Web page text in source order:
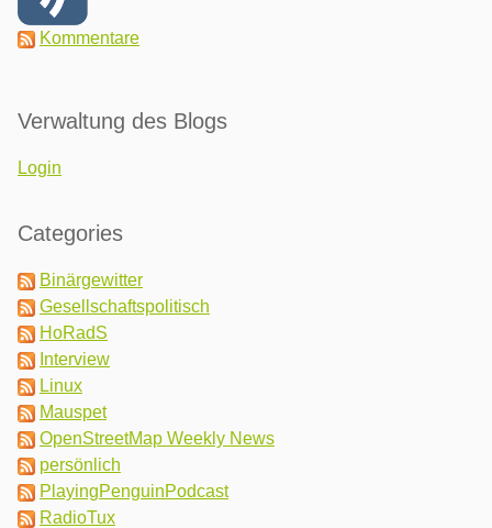
Kommentare
Verwaltung des Blogs
Login
Categories
Binärgewitter
Gesellschaftspolitisch
HoRadS
Interview
Linux
Mauspet
OpenStreetMap Weekly News
persönlich
PlayingPenguinPodcast
RadioTux